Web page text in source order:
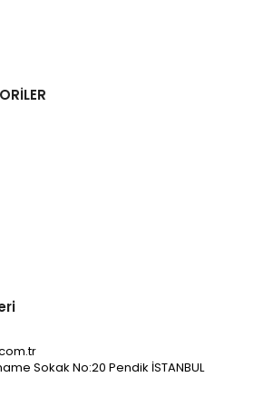
Sokak No:20 Pendik İSTANBUL